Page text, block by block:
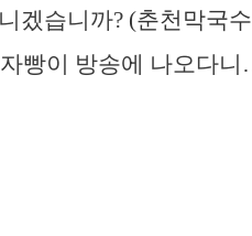
겠습니까? (춘천막국
빵이 방송에 나오다